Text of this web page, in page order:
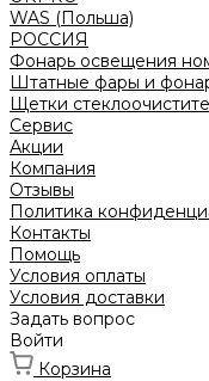
WAS (Польша)
РОССИЯ
Фонарь освещения
Штатные фары и
Щетки
Сервис
Акции
Компания
Отзывы
Политика
Контакты
Помощь
Условия оплаты
Условия доставки
Задать вопрос
Войти
Корзина